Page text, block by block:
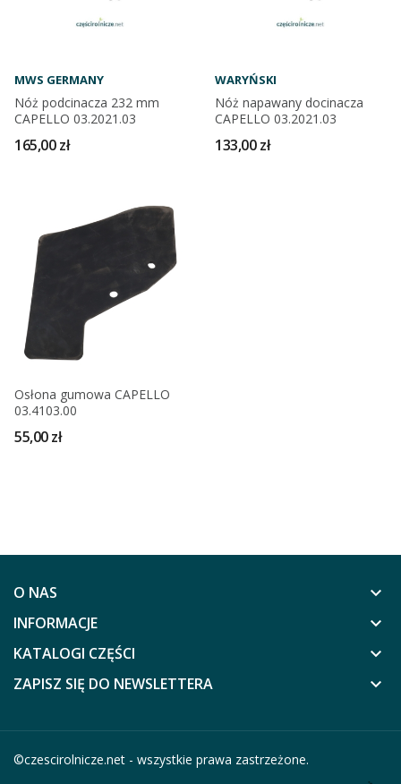
MWS GERMANY
Nóż podcinacza 232 mm
CAPELLO 03.2021.03
165,00 zł
WARYŃSKI
Nóż napawany docinacza
CAPELLO 03.2021.03
133,00 zł
Osłona gumowa CAPELLO
03.4103.00
55,00 zł
O NAS keyboard_arrow_down
INFORMACJE keyboard_arrow_down
KATALOGI CZĘŚCI keyboard_arrow_down
ZAPISZ SIĘ DO NEWSLETTERA keyboard_arrow_down
©czescirolnicze.net - wszystkie prawa zastrzeżone.